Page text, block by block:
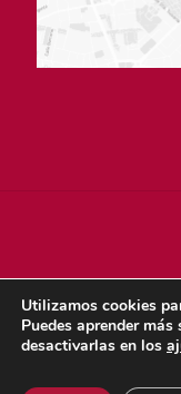
© sjdigital 2022 |
Utilizamos cookies
Puedes aprender
desactivarlas en los